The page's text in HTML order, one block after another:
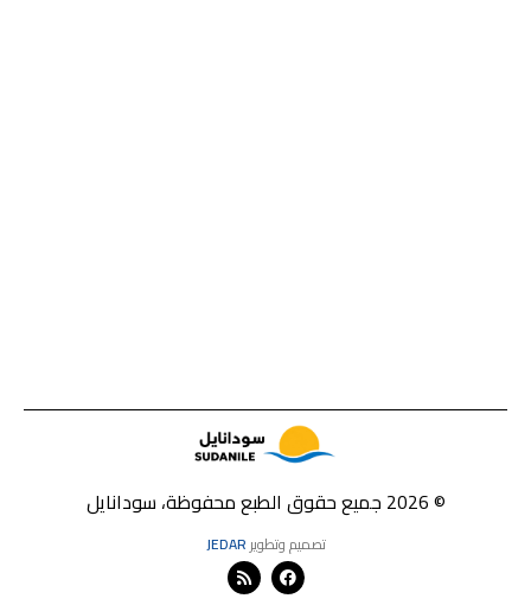
© 2026 جميع حقوق الطبع محفوظة، سودانايل
تصميم وتطويرJEDAR